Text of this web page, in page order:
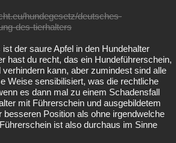
hundegesetz/deutsches-
des-tierhalters
der saure Apfel in den Hundehalter
hast du recht, das ein Hundeführerschein,
verhindern kann, aber zumindest sind alle
Weise sensibilisiert, was die rechtliche
es dann mal zu einem Schadensfall
mit Führerschein und ausgebildetem
besseren Position als ohne irgendwelche
ist also durchaus im Sinne